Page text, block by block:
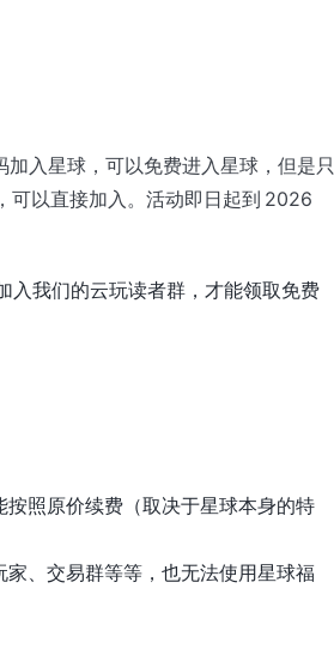
入星球，可以免费进入星球，但是只
可以直接加入。活动即日起到 2026
入我们的云玩读者群，才能领取免费
照原价续费（取决于星球本身的特
、交易群等等，也无法使用星球福